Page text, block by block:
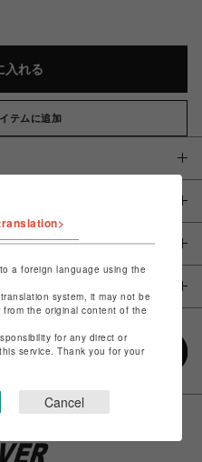
入れる
テムに追加
a foreign language using the
system, it may not be
the original content of the
for any direct or
service. Thank you for your
Cancel